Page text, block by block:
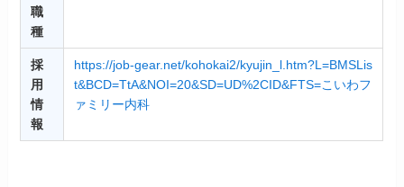
職
種
採
用
情
報
https://job-gear.net/kohokai2/kyujin_l.htm?L=BMSLis
t&BCD=TtA&NOI=20&SD=UD%2CID&FTS=こいわフ
ァミリー内科